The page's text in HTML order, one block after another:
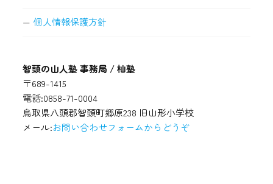
個人情報保護方針
智頭の山人塾 事務局 / 杣塾
〒689-1415
電話:0858-71-0004
鳥取県八頭郡智頭町郷原238 旧山形小学校
メール:お問い合わせフォームからどうぞ